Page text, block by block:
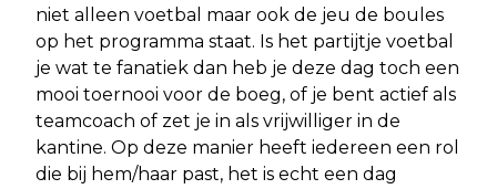
niet alleen voetbal maar ook de jeu de boules
op het programma staat. Is het partijtje voetbal
je wat te fanatiek dan heb je deze dag toch een
mooi toernooi voor de boeg, of je bent actief als
teamcoach of zet je in als vrijwilliger in de
kantine. Op deze manier heeft iedereen een rol
die bij hem/haar past, het is echt een dag